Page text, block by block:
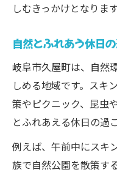
しむきっかけとなります
自然とふれあう休日
岐阜市久屋町は、自然
しめる地域です。スキ
策やピクニック、昆虫
とふれあえる休日の過
例えば、午前中にスキ
族で自然公園を散策す